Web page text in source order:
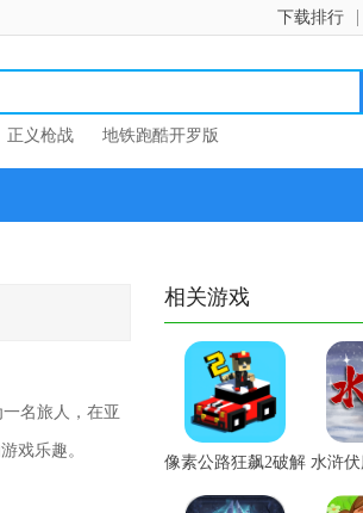
下载排行
正义枪战 地铁跑酷开罗版
名旅人，在亚
戏乐趣。
相关游戏
像素公路狂飙2破解
版-...
水浒